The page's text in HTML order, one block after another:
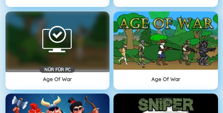
NÜR FÜR PC
Age Of War Age Of War